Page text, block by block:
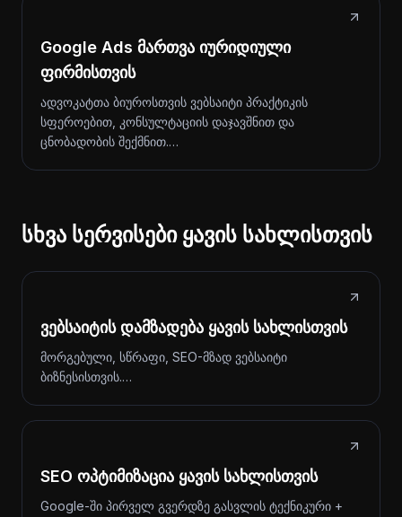
Google Ads მართვა იურიდიული
ფირმისთვის
ადვოკატთა ბიუროსთვის ვებსაიტი პრაქტიკის
სფეროებით, კონსულტაციის დაჯავშნით და
ცნობადობის შექმნით.…
სხვა სერვისები ყავის სახლისთვის
ვებსაიტის დამზადება ყავის სახლისთვის
მორგებული, სწრაფი, SEO-მზად ვებსაიტი
ბიზნესისთვის.…
SEO ოპტიმიზაცია ყავის სახლისთვის
Google-ში პირველ გვერდზე გასვლის ტექნიკური +